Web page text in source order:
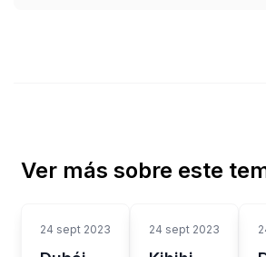
Ver más sobre este
24 sept 2023 24 sept 2023